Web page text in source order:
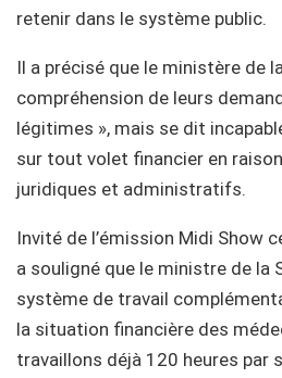
retenir dans le système public.
Il a précisé que le ministère de
compréhension de leurs
légitimes », mais se dit
sur tout volet financier en
juridiques et administratifs.
Invité de l’émission Midi Show
a souligné que le ministre de la
système de travail
la situation financière des
travaillons déjà 120 heures par